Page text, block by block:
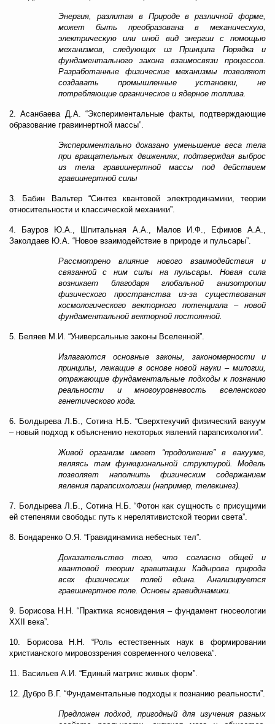
Энергия, разлитая в Природе в различной форме,
может быть преобразована в механическую,
электрическую или иной вид энергии с помощью
механизмов, следующих из Принципа Порядка и
фундаментального закона взаимосвязи процессов.
Разработанные физические механизмы позволяют
создавать промышленные установки, не
потребляющие органическое и ядерное топлива.
2. Асанбаева Д.А. “Экспериментальные факты, подтверждающие
образование гравиинертной массы”.
Экспериментально доказано уменьшение веса тела
при вращательных движениях, подтверждая выброс
из тела гравиинертной массы под действием
гравиинертной силы
3. Бабин Вальтер “Синтез квантовой электродинамики, теории
относительности и классической механики”.
4. Бауров Ю.А., Шпитальная А.А., Малов И.Ф., Ефимов А.А.,
Заколдаев Ю.А. “Новое взаимодействие в природе и пульсары”.
Рассмотрено влияние нового взаимодействия и
связанной с ним силы на пульсары. Новая сила
возникает благодаря глобальной анизотропии
физического пространства из-за существования
космологического векторного потенциала – новой
фундаментальной векторной постоянной.
5. Беляев М.И. “Универсальные законы Вселенной”.
Излагаются основные законы, закономерности и
принципы, лежащие в основе новой науки – милогии,
отражающие фундаментальные подходы к познанию
реальности и многоуровневость вселенского
генетического кода.
6. Болдырева Л.Б., Сотина Н.Б. “Сверхтекучий физический вакуум
– новый подход к объяснению некоторых явлений парапсихологии”.
Живой организм имеет “продолжение” в вакууме,
являясь там функциональной структурой. Модель
позволяет наполнить физическим содержанием
явления парапсихологии (например, телекинез).
7. Болдырева Л.Б., Сотина Н.Б. “Фотон как сущность с присущими
ей степенями свободы: путь к нерелятивистской теории света”.
8. Бондаренко О.Я. “Гравидинамика небесных тел”.
Доказательство того, что согласно общей и
квантовой теории гравитации Кадырова природа
всех физических полей едина. Анализируется
гравиинертное поле. Основы гравидинамики.
9. Борисова Н.Н. “Практика ясновидения – фундамент гносеологии
XXII века”.
10. Борисова Н.Н. “Роль естественных наук в формировании
христианского мировоззрения современного человека”.
11. Васильев А.И. “Единый матрикс живых форм”.
12. Дубро В.Г. “Фундаментальные подходы к познанию реальности”.
Предложен подход, пригодный для изучения разных